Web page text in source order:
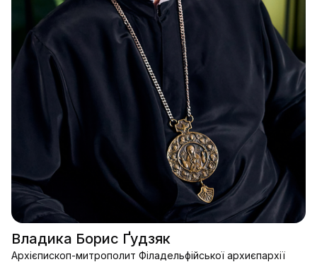
Владика Борис Ґудзяк
Архієпископ-митрополит Філадельфійської архиєпархії